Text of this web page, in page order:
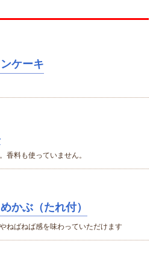
ケーキ
香料も使っていません。
かぶ（たれ付）
ねばねば感を味わっていただけます